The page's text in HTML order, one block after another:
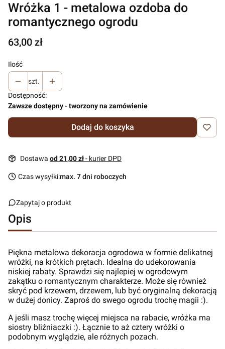
Wróżka 1 - metalowa ozdoba do
romantycznego ogrodu
Cena
63,00 zł
Ilość
szt.
Dostępność:
Zawsze dostępny - tworzony na zamówienie
Dodaj do koszyka
Dostawa od 21,00 zł- kurier DPD
Czas wysyłki:max. 7 dni roboczych
Zapytaj o produkt
Opis
Piękna metalowa dekoracja ogrodowa w formie delikatnej
wróżki, na krótkich prętach. Idealna do udekorowania
niskiej rabaty. Sprawdzi się najlepiej w ogrodowym
zakątku o romantycznym charakterze. Może się również
skryć pod krzewem, drzewem, lub być oryginalną dekoracją
w dużej donicy. Zaproś do swego ogrodu trochę magii :).
A jeśli masz trochę więcej miejsca na rabacie, wróżka ma
siostry bliźniaczki :). Łącznie to aż cztery wróżki o
podobnym wyglądzie, ale różnych pozach.